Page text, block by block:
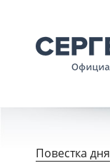
Повестка дня